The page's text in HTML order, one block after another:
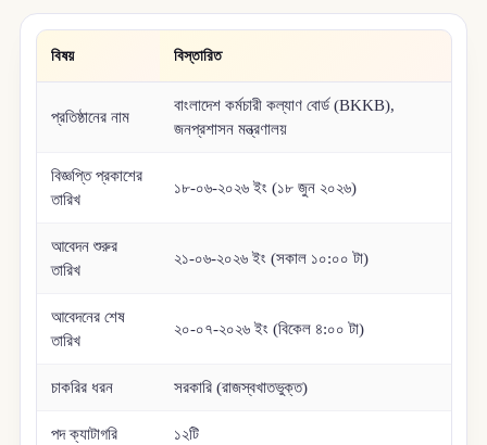
বিষয় বিস্তারিত
প্রতিষ্ঠানের নাম
বাংলাদেশ কর্মচারী কল্যাণ বোর্ড (BKKB),
জনপ্রশাসন মন্ত্রণালয়
বিজ্ঞপ্তি প্রকাশের
তারিখ
১৮-০৬-২০২৬ ইং (১৮ জুন ২০২৬)
আবেদন শুরুর
তারিখ
২১-০৬-২০২৬ ইং (সকাল ১০:০০ টা)
আবেদনের শেষ
তারিখ
২০-০৭-২০২৬ ইং (বিকেল ৪:০০ টা)
চাকরির ধরন সরকারি (রাজস্বখাতভুক্ত)
পদ ক্যাটাগরি ১২টি